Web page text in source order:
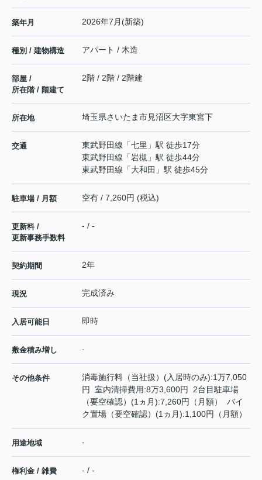
築年月 2026年7月(新築)
種別 / 建物構造 アパート / 木造
部屋 /
所在階 / 階建て
2階 / 2階 / 2階建
所在地 埼玉県さいたま市見沼区大字東宮下
交通 東武野田線 「七里 」駅 徒歩17分
東武野田線 「岩槻 」駅 徒歩44分
東武野田線 「大和田 」駅 徒歩45分
駐車場 / 月額 空有 / 7,260円 (税込)
更新料 /
更新事務手数料
- / -
契約期間 2年
現況 完成済み
入居可能日 即時
敷金積み増し -
その他条件
消毒施行料（当社扱）(入居時のみ):1万7,050
円 室内清掃費用:8万3,600円 2台目駐車場
（要空確認）(1ヵ月):7,260円（月額） バイ
ク置場（要空確認）(1ヵ月):1,100円（月額）
用途地域 -
権利金 / 雑費 - / -